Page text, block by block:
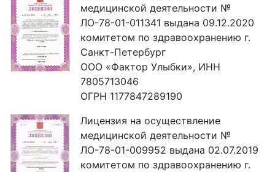
медицинской деятельности №
ЛО-78-01-011341 выдана 09.12.2020
комитетом по здравоохранению г.
Санкт-Петербург
ООО «Фактор Улыбки», ИНН
7805713046
ОГРН 1177847289190
Лицензия на осуществление
медицинской деятельности №
ЛО-78-01-009952 выдана 02.07.2019
комитетом по здравоохранению г.